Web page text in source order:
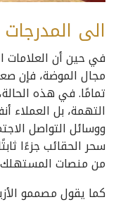
الى المدرجات
في حين أن العلامات
مجال الموضة، فإن
تمامًا. في هذه
التهمة، بل
ووسائل التواصل
سحر الحقائب جزءًا
من منصات المستهلك
كما يقول مصممو